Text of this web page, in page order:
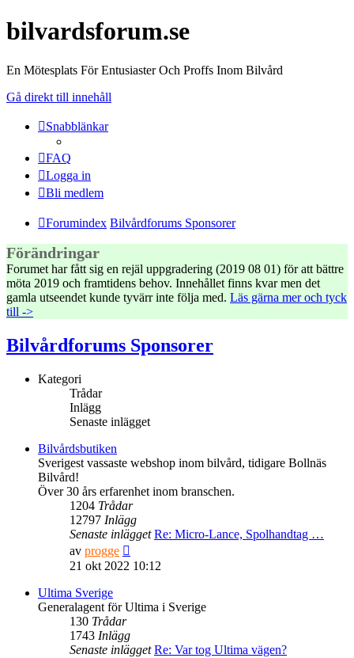
bilvardsforum.se
En Mötesplats För Entusiaster Och Proffs Inom Bilvård
Gå direkt till innehåll
Snabblänkar
FAQ
Logga in
Bli medlem
Forumindex Bilvårdforums Sponsorer
Förändringar
Forumet har fått sig en rejäl uppgradering (2019 08 01) för att bättre
möta 2019 och framtidens behov. Innehållet finns kvar men det
gamla utseendet kunde tyvärr inte följa med. Läs gärna mer och tyck
till ->
Bilvårdforums Sponsorer
Kategori
Trådar
Inlägg
Senaste inlägget
Bilvårdsbutiken
Sverigest vassaste webshop inom bilvård, tidigare Bollnäs
Bilvård!
Över 30 års erfarenhet inom branschen.
1204 Trådar
12797 Inlägg
Senaste inlägget Re: Micro-Lance, Spolhandtag …
av progge
till
inlägget
21 okt 2022 10:12
Ultima Sverige
Generalagent för Ultima i Sverige
130 Trådar
1743 Inlägg
Senaste inlägget Re: Var tog Ultima vägen?